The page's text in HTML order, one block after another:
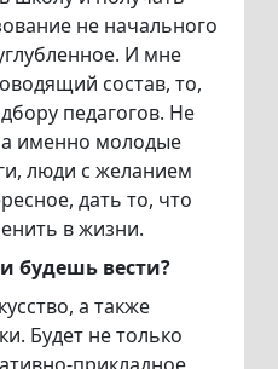
не начального
И мне
состав, то,
педагогов. Не
именно молодые
люди с желанием
дать то, что
в жизни.
будешь вести?
а также
Будет не только